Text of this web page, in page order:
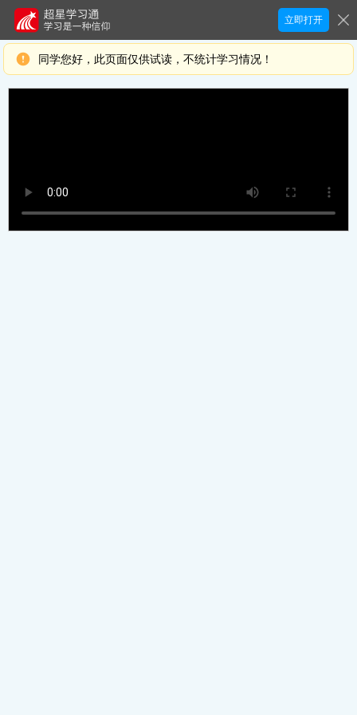
立即打开
同学您好，此页面仅供试读，不统计学习情况！